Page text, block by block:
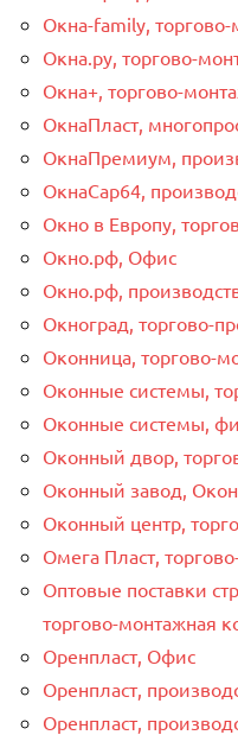
Окна-family,
Окна.ру, торгово-
Окна+, торгово-
ОкнаПласт,
ОкнаПремиум,
ОкнаСар64,
Окно в Европу,
Окно.рф, Офис
Окно.рф,
Окноград, торгово-
Оконница, торгово-
Оконные системы,
Оконные системы,
Оконный двор,
Оконный завод,
Оконный центр,
Омега Пласт,
Оптовые поставки
торгово-монтажная
Оренпласт, Офис
Оренпласт,
Оренпласт,